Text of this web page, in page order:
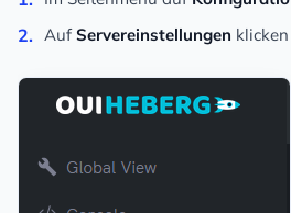
AufServereinstellungen klicken